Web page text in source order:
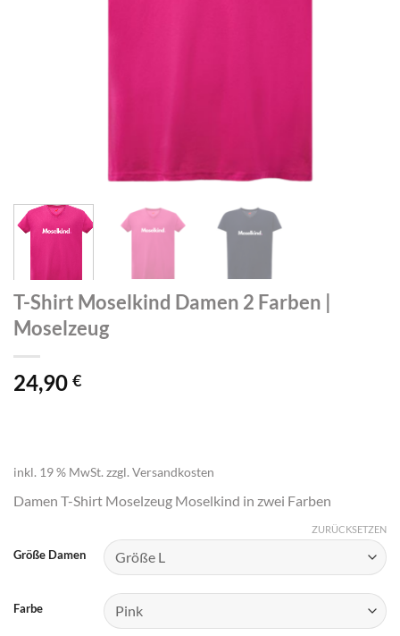
T-Shirt Moselkind Damen 2 Farben |
Moselzeug
24,90 €
inkl. 19 % MwSt. zzgl. Versandkosten
Damen T-Shirt Moselzeug Moselkind in zwei Farben
Größe Damen
Farbe
ZURÜCKSETZEN